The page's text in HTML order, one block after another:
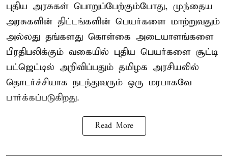
புதிய அரசுகள் பொறுப்பேற்கும்போது, முந்தைய
அரசுகளின் திட்டங்களின் பெயர்களை மாற்றுவதும்
அல்லது தங்களது கொள்கை அடையாளங்களை
பிரதிபலிக்கும் வகையில் புதிய பெயர்களை சூட்டி
பட்ஜெட்டில் அறிவிப்பதும் தமிழக அரசியலில்
தொடர்ச்சியாக நடந்துவரும் ஒரு மரபாகவே
பார்க்கப்படுகிறது.
Read More